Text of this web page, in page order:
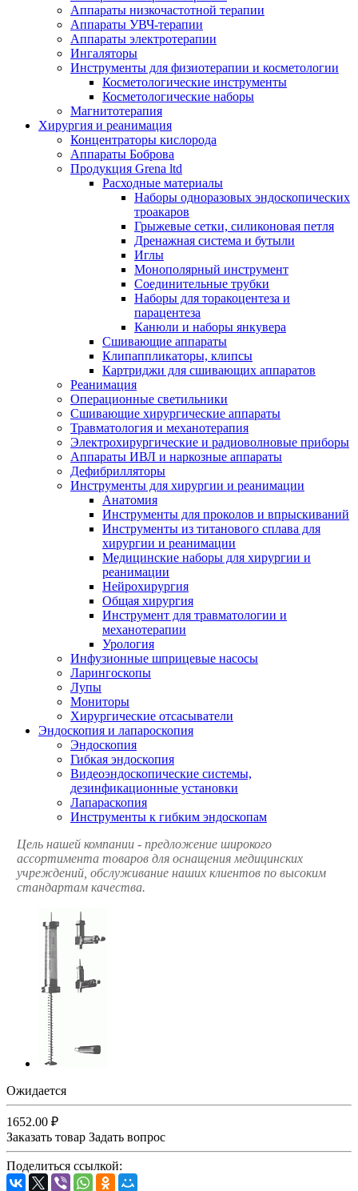
Аппараты низкочастотной терапии
Аппараты УВЧ-терапии
Аппараты электротерапии
Ингаляторы
Инструменты для физиотерапии и косметологии
Косметологические инструменты
Косметологические наборы
Магнитотерапия
Хирургия и реанимация
Концентраторы кислорода
Аппараты Боброва
Продукция Grena ltd
Расходные материалы
Наборы одноразовых эндоскопических
троакаров
Грыжевые сетки, силиконовая петля
Дренажная система и бутыли
Иглы
Монополярный инструмент
Соединительные трубки
Наборы для торакоцентеза и
парацентеза
Канюли и наборы янкувера
Сшивающие аппараты
Клипаппликаторы, клипсы
Картриджи для сшивающих аппаратов
Реанимация
Операционные светильники
Сшивающие хирургические аппараты
Травматология и механотерапия
Электрохирургические и радиоволновые приборы
Аппараты ИВЛ и наркозные аппараты
Дефибрилляторы
Инструменты для хирургии и реанимации
Анатомия
Инструменты для проколов и впрыскиваний
Инструменты из титанового сплава для
хирургии и реанимации
Медицинские наборы для хирургии и
реанимации
Нейрохирургия
Общая хирургия
Инструмент для травматологии и
механотерапии
Урология
Инфузионные шприцевые насосы
Ларингоскопы
Лупы
Мониторы
Хирургические отсасыватели
Эндоскопия и лапароскопия
Эндоскопия
Гибкая эндоскопия
Видеоэндоскопические системы,
дезинфикационные установки
Лапараскопия
Инструменты к гибким эндоскопам
Цель нашей компании - предложение широкого
ассортимента товаров для оснащения медицинских
учреждений, обслуживание наших клиентов по высоким
стандартам качества.
Ожидается
1652.00 ₽
Заказать товар Задать вопрос
Поделиться ссылкой: